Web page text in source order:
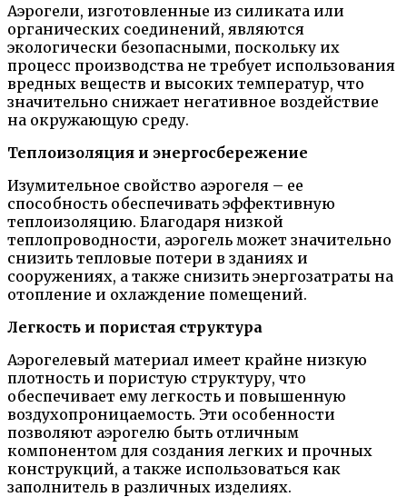
Аэрогели, изготовленные из силиката или
органических соединений, являются
экологически безопасными, поскольку их
процесс производства не требует использования
вредных веществ и высоких температур, что
значительно снижает негативное воздействие
на окружающую среду.
Теплоизоляция и энергосбережение
Изумительное свойство аэрогеля – ее
способность обеспечивать эффективную
теплоизоляцию. Благодаря низкой
теплопроводности, аэрогель может значительно
снизить тепловые потери в зданиях и
сооружениях, а также снизить энергозатраты на
отопление и охлаждение помещений.
Легкость и пористая структура
Аэрогелевый материал имеет крайне низкую
плотность и пористую структуру, что
обеспечивает ему легкость и повышенную
воздухопроницаемость. Эти особенности
позволяют аэрогелю быть отличным
компонентом для создания легких и прочных
конструкций, а также использоваться как
заполнитель в различных изделиях.